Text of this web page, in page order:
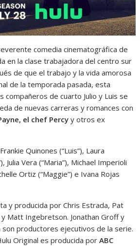
comedia cinematográfica de
en la clase trabajadora del centro sur
de que el trabajo y la vida amorosa
de la temporada pasada, esta
compañeros de cuarto Julio y Luis se
de nuevas carreras y romances con
el chef Percy y otros ex
Quinones (“Luis”), Laura
Julia Vera (“Maria”), Michael Imperioli
Ortiz (“Maggie”) e Ivana Rojas
y producida por Chris Estrada, Pat
y Matt Ingebretson. Jonathan Groff y
son productores ejecutivos de la serie.
Original es producida porABC